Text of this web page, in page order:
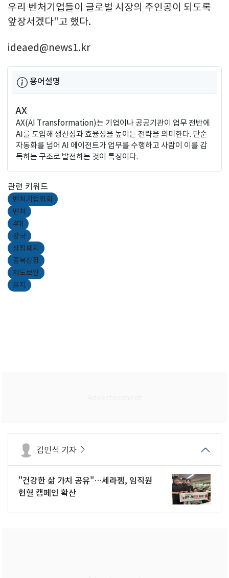
우리 벤처기업들이 글로벌 시장의 주인공이 되도록
앞장서겠다"고 했다.
ideaed@news1.kr
용어설명
AX
AX(AI Transformation)는 기업이나 공공기관이 업무 전반에
AI를 도입해 생산성과 효율성을 높이는 전략을 의미한다. 단순
자동화를 넘어 AI 에이전트가 업무를 수행하고 사람이 이를 감
독하는 구조로 발전하는 것이 특징이다.
관련 키워드
벤처기업협회
벤처
4대
강국
상장폐지
중복상장
제도보완
유지
김민석 기자
"건강한 삶 가치 공유"…세라젬, 임직원
헌혈 캠페인 확산